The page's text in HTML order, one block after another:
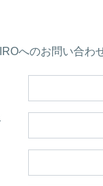
へのお問い合わ